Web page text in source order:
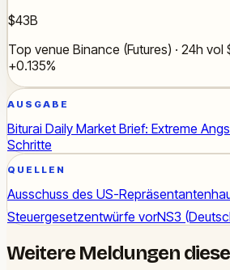
$43B
Top venue Binance (Futures) · 24h vol
+0.135%
AUSGABE
Biturai Daily Market Brief: Extreme
Schritte
QUELLEN
Ausschuss des US-
Steuergesetzentwürfe vorNS3
Weitere Meldungen